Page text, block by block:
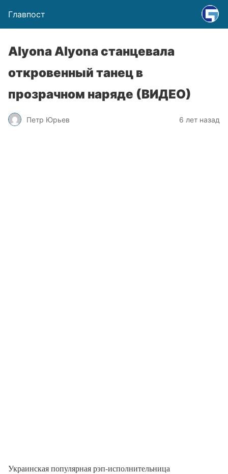
Главпост
Alyona Аlyona станцевала
откровенный танец в
прозрачном наряде (ВИДЕО)
Петр Юрьев 6 лет назад
Украинская популярная рэп-исполнительница